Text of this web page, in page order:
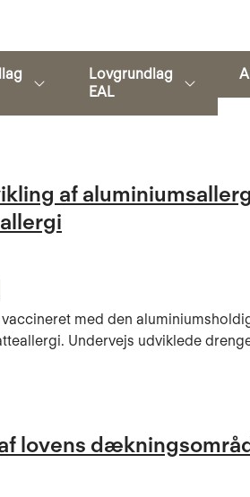
Lovgrundlag
EAL
af
med den
Undervejs udviklede
lovens